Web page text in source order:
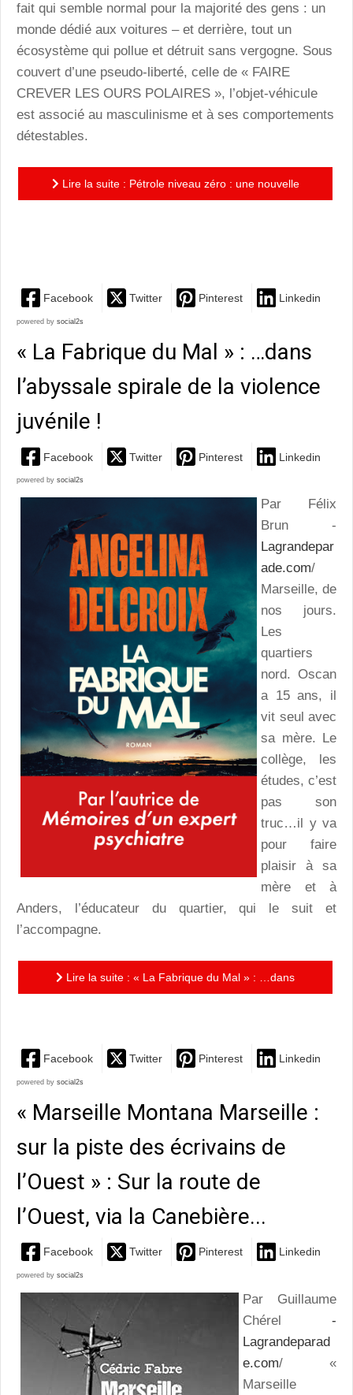
fait qui semble normal pour la majorité des gens : un
monde dédié aux voitures – et derrière, tout un
écosystème qui pollue et détruit sans vergogne. Sous
couvert d’une pseudo-liberté, celle de « FAIRE
CREVER LES OURS POLAIRES », l’objet-véhicule
est associé au masculinisme et à ses comportements
détestables.
Lire la suite : Pétrole niveau zéro : une nouvelle
Facebook Twitter Pinterest Linkedin
powered by social2s
« La Fabrique du Mal » : …dans
l’abyssale spirale de la violence
juvénile !
Facebook Twitter Pinterest Linkedin
powered by social2s
Par Félix
Brun -
Lagrandepar
ade.com/
Marseille, de
nos jours.
Les
quartiers
nord. Oscan
a 15 ans, il
vit seul avec
sa mère. Le
collège, les
études, c’est
pas son
truc…il y va
pour faire
plaisir à sa
mère et à
Anders, l’éducateur du quartier, qui le suit et
l’accompagne.
Lire la suite : « La Fabrique du Mal » : …dans
Facebook Twitter Pinterest Linkedin
powered by social2s
« Marseille Montana Marseille :
sur la piste des écrivains de
l’Ouest » : Sur la route de
l’Ouest, via la Canebière...
Facebook Twitter Pinterest Linkedin
powered by social2s
Par Guillaume
Chérel -
Lagrandeparad
e.com/ «
Marseille